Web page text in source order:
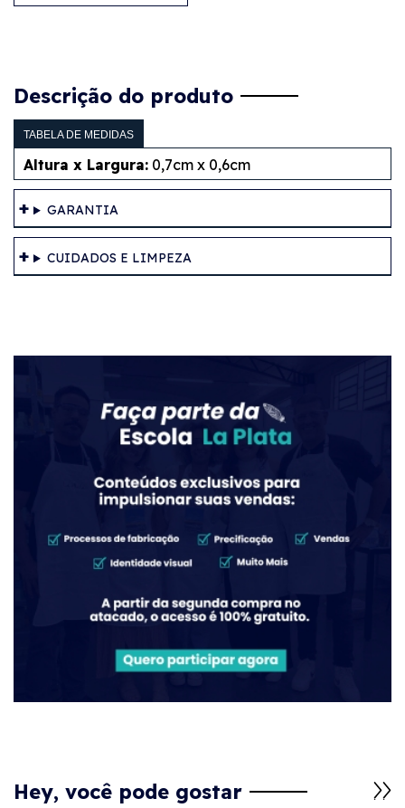
Descrição do produto
TABELA DE MEDIDAS
Altura x Largura: 0,7cm x 0,6cm
GARANTIA
CUIDADOS E LIMPEZA
Hey, você pode gostar